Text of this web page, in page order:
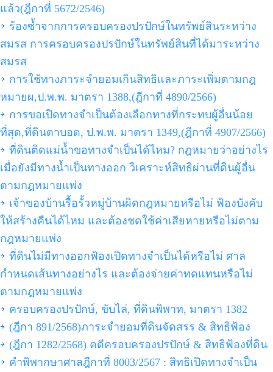
แล้ว(ฎีกาที่ 5672/2546)
ร้องซ้ำจากการครอบครองปรปักษ์ในทรัพย์สินระหว่าง
สมรส การครอบครองปรปักษ์ในทรัพย์สินที่ได้มาระหว่าง
สมรส
การใช้ทางภาระจำยอมเกินสิทธิและภาระเพิ่มตามกฎ
หมายผ,ป.พ.พ. มาตรา 1388,(ฎีกาที่ 4890/2566)
การขอเปิดทางจำเป็นต้องเลือกทางที่กระทบผู้อื่นน้อย
ที่สุด,ที่ดินตาบอด, ป.พ.พ. มาตรา 1349,(ฎีกาที่ 4907/2566)
ที่ดินติดแม่น้ำขอทางจำเป็นได้ไหม? กฎหมายว่าอย่างไร
เมื่อยังมีทางน้ำเป็นทางออก วิเคราะห์สิทธิผ่านที่ดินผู้อื่น
ตามกฎหมายแพ่ง
เจ้าของบ้านรื้อรั้วหมู่บ้านผิดกฎหมายหรือไม่ ฟ้องบังคับ
ให้สร้างคืนได้ไหม และต้องชดใช้ค่าเสียหายหรือไม่ตาม
กฎหมายแพ่ง
ที่ดินไม่มีทางออกฟ้องเปิดทางจำเป็นได้หรือไม่ ศาล
กำหนดเส้นทางอย่างไร และต้องจ่ายค่าทดแทนหรือไม่
ตามกฎหมายแพ่ง
ครอบครองปรปักษ์, ขับไล่, ที่ดินพิพาท, มาตรา 1382
(ฎีกา 891/2568)ภาระจำยอมที่ดินจัดสรร & สิทธิฟ้อง
(ฎีกา 1282/2568) คดีครอบครองปรปักษ์ & สิทธิฟ้องที่ดิน
คำพิพากษาศาลฎีกาที่ 8003/2567 : สิทธิเปิดทางจำเป็น